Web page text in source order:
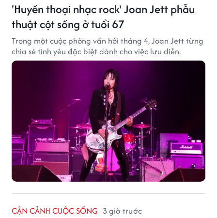
'Huyền thoại nhạc rock' Joan Jett phẫu
thuật cột sống ở tuổi 67
Trong một cuộc phỏng vấn hồi tháng 4, Joan Jett từng
chia sẻ tình yêu đặc biệt dành cho việc lưu diễn.
CẬN CẢNH CUỘC SỐNG 3 giờ trước